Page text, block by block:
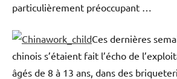
particulièrement préoccupant …
Ces dernières
chinois s’étaient fait l’écho de
âgés de 8 à 13 ans, dans des